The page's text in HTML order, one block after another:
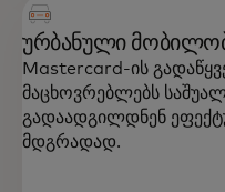
ურბანული
Mastercard-ის
მაცხოვრებლებს
გადაადგილდნენ
მდგრადად.